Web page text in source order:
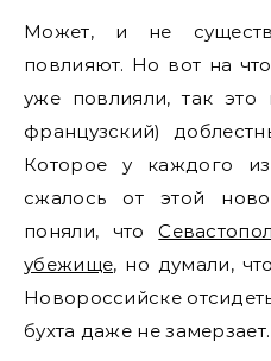
Может, и не
повлияют. Но вот на
уже повлияли, так
французский)
Которое у каждого
сжалось от этой
поняли, что
убежище, но думали,
Новороссийске
бухта даже не